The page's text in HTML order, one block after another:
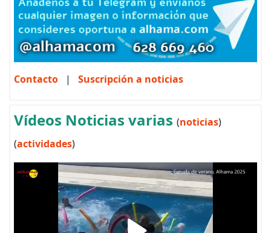
Contacto | Suscripción a noticias
Vídeos Noticias varias (noticias)
(actividades)